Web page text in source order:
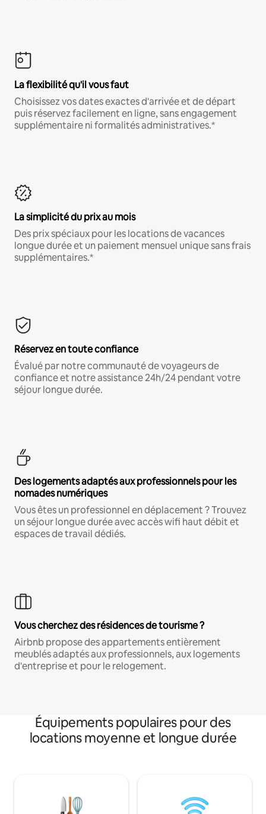
La flexibilité qu'il vous faut
Choisissez vos dates exactes d'arrivée et de départ
puis réservez facilement en ligne, sans engagement
supplémentaire ni formalités administratives.*
La simplicité du prix au mois
Des prix spéciaux pour les locations de vacances
longue durée et un paiement mensuel unique sans frais
supplémentaires.*
Réservez en toute confiance
Évalué par notre communauté de voyageurs de
confiance et notre assistance 24h/24 pendant votre
séjour longue durée.
Des logements adaptés aux professionnels pour les
nomades numériques
Vous êtes un professionnel en déplacement ? Trouvez
un séjour longue durée avec accès wifi haut débit et
espaces de travail dédiés.
Vous cherchez des résidences de tourisme ?
Airbnb propose des appartements entièrement
meublés adaptés aux professionnels, aux logements
d'entreprise et pour le relogement.
Équipements populaires pour des
locations moyenne et longue durée